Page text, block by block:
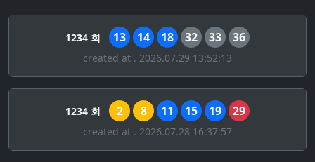
1234 회 13 14 18 32 33 36
created at . 2026.07.29 13:52:13
1234 회 2 8 11 15 19 29
created at . 2026.07.28 16:37:57